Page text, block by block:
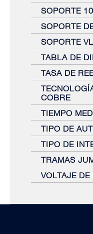
SOPORTE
SOPORTE
SOPORTE
TABLA DE
TASA DE
COBRE
TIEMPO
TIPO DE
TIPO DE
TRAMAS
VOLTAJE